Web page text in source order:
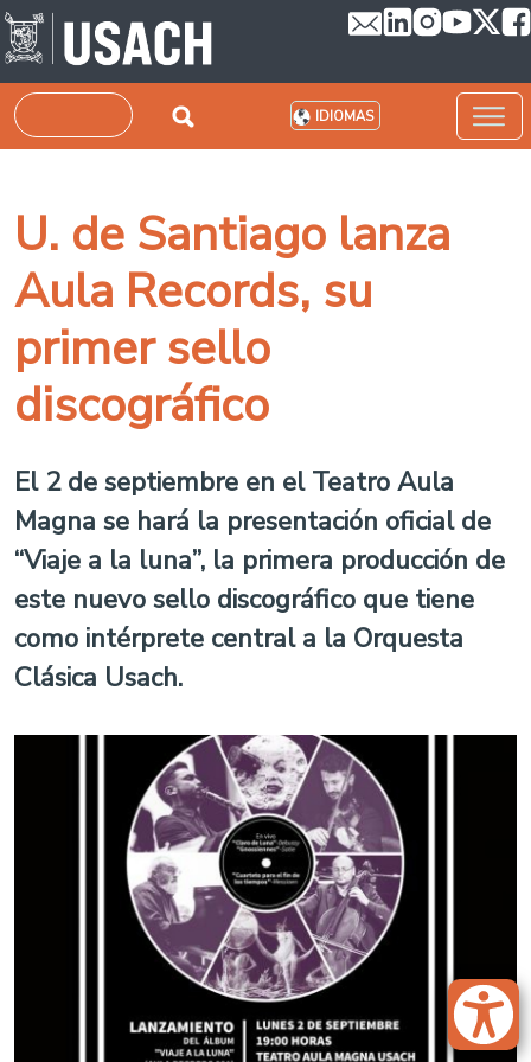
Pasar al contenido principal
Buscar IDIOMAS
U. de Santiago lanza
Aula Records, su
primer sello
discográfico
El 2 de septiembre en el Teatro Aula
Magna se hará la presentación oficial de
“Viaje a la luna”, la primera producción de
este nuevo sello discográfico que tiene
como intérprete central a la Orquesta
Clásica Usach.